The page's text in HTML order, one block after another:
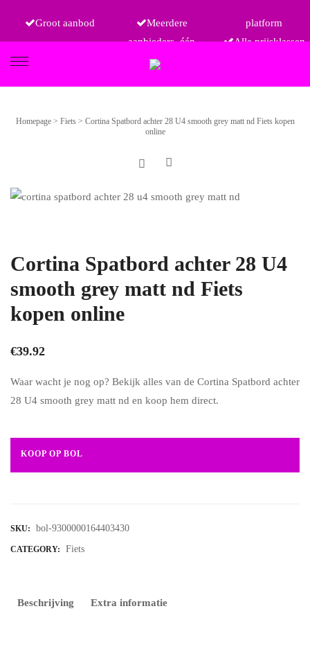
Groot aanbod
Meerdere
aanbieders, één
platform
Alle prijsklassen
Homepage > Fiets > Cortina Spatbord achter 28 U4 smooth grey matt nd Fiets kopen
online
Cortina Spatbord achter 28 U4
smooth grey matt nd Fiets
kopen online
€39.92
Waar wacht je nog op? Bekijk alles van de Cortina Spatbord achter
28 U4 smooth grey matt nd en koop hem direct.
KOOP OP BOL
SKU: bol-9300000164403430
CATEGORY: Fiets
Beschrijving Extra informatie